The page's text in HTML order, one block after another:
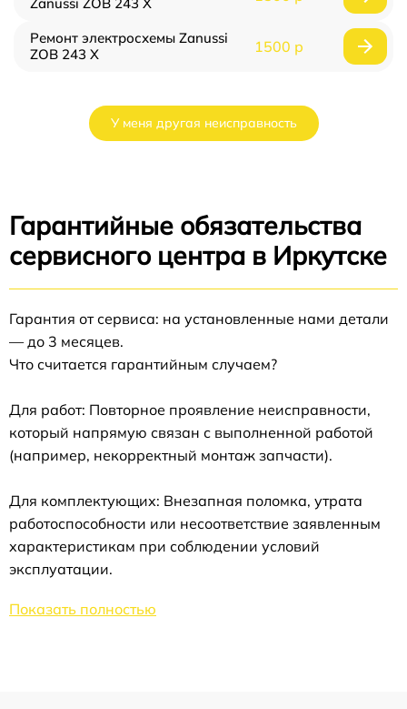
Ремонт электросхемы Zanussi
ZOB 243 X
1500 р
У меня другая неисправность
Гарантийные обязательства
сервисного центра в Иркутске
Гарантия от сервиса: на установленные нами детали
— до 3 месяцев.
Что считается гарантийным случаем?
Для работ: Повторное проявление неисправности,
который напрямую связан с выполненной работой
(например, некорректный монтаж запчасти).
Для комплектующих: Внезапная поломка, утрата
работоспособности или несоответствие заявленным
характеристикам при соблюдении условий
эксплуатации.
Показать полностью